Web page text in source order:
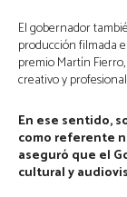
El gobernador
producción filmada
premio Martín
creativo y
En ese sentido,
como referente
aseguró que el
cultural y